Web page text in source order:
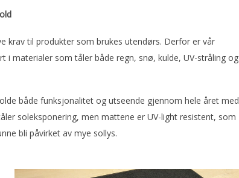
krav til produkter som brukes utendørs. Derfor er vår
i materialer som tåler både regn, snø, kulde, UV-stråling og
både funksjonalitet og utseende gjennom hele året med
soleksponering, men mattene er UV-light resistent, som
bli påvirket av mye sollys.